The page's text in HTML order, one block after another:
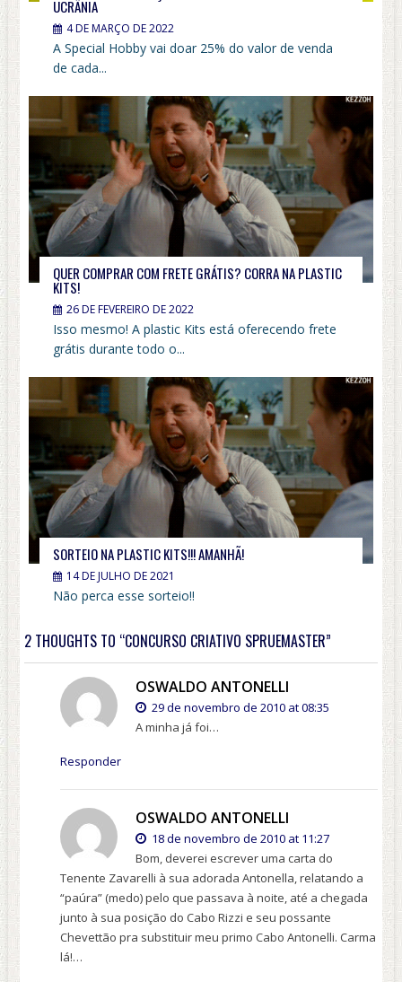
UCRÂNIA
4 DE MARÇO DE 2022
A Special Hobby vai doar 25% do valor de venda
de cada...
QUER COMPRAR COM FRETE GRÁTIS? CORRA NA PLASTIC
KITS!
26 DE FEVEREIRO DE 2022
Isso mesmo! A plastic Kits está oferecendo frete
grátis durante todo o...
SORTEIO NA PLASTIC KITS!!! AMANHÃ!
14 DE JULHO DE 2021
Não perca esse sorteio!!
2 THOUGHTS TO “CONCURSO CRIATIVO SPRUEMASTER”
OSWALDO ANTONELLI
29 de novembro de 2010 at 08:35
A minha já foi…
Responder
OSWALDO ANTONELLI
18 de novembro de 2010 at 11:27
Bom, deverei escrever uma carta do
Tenente Zavarelli à sua adorada Antonella, relatando a
“paúra” (medo) pelo que passava à noite, até a chegada
junto à sua posição do Cabo Rizzi e seu possante
Chevettão pra substituir meu primo Cabo Antonelli. Carma
lá!…